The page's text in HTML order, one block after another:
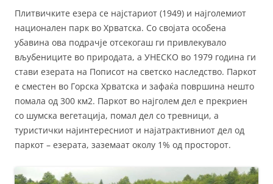
Плитвичките езера се најстариот (1949) и најголемиот
национален парк во Хрватска. Со својата особена
убавина ова подрачје отсекогаш ги привлекувало
вљубениците во природата, а УНЕСКО во 1979 година ги
стави езерата на Пописот на светско наследство. Паркот
е сместен во Горска Хрватска и зафаќа површина нешто
помала од 300 км2. Паркот во најголем дел е прекриен
со шумска вегетација, помал дел со тревници, а
туристички најинтересниот и најатрактивниот дел од
паркот – езерата, заземаат околу 1% од просторот.